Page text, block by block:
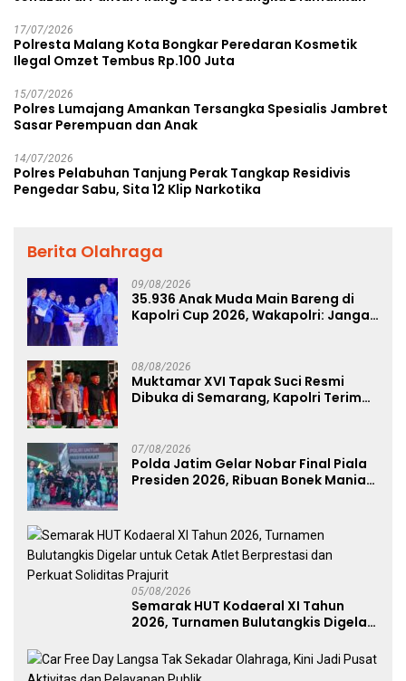
17/07/2026
Polresta Malang Kota Bongkar Peredaran Kosmetik
Ilegal Omzet Tembus Rp.100 Juta
15/07/2026
Polres Lumajang Amankan Tersangka Spesialis Jambret
Sasar Perempuan dan Anak
14/07/2026
Polres Pelabuhan Tanjung Perak Tangkap Residivis
Pengedar Sabu, Sita 12 Klip Narkotika
Berita Olahraga
09/08/2026
35.936 Anak Muda Main Bareng di
Kapolri Cup 2026, Wakapolri: Jangan
08/08/2026
Muktamar XVI Tapak Suci Resmi
Dibuka di Semarang, Kapolri Terima
07/08/2026
Polda Jatim Gelar Nobar Final Piala
Presiden 2026, Ribuan Bonek Mania
05/08/2026
Semarak HUT Kodaeral XI Tahun
2026, Turnamen Bulutangkis Digelar
Perkuat Soliditas Prajurit